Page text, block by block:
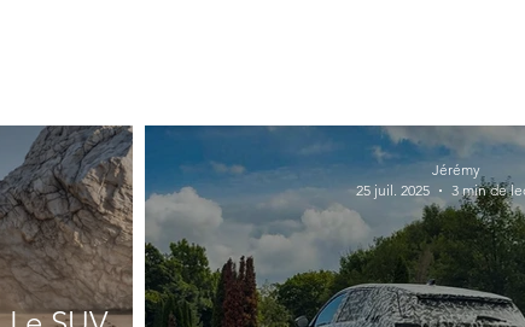
Jérémy
25 juil. 2025
3 min de